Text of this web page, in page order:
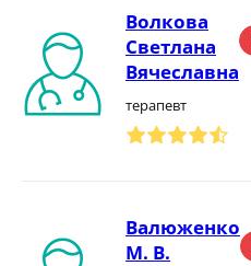
Волкова
Светлана
Вячеславна
терапевт
Валюженко
М. В.